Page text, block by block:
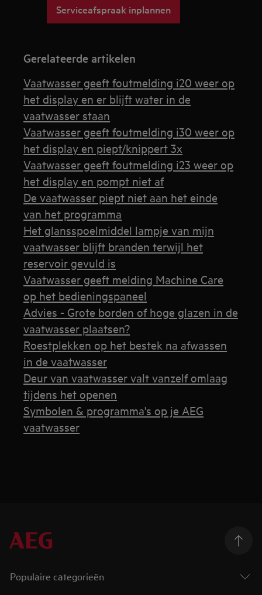
Serviceafspraak inplannen
Gerelateerde artikelen
Vaatwasser geeft foutmelding i20 weer op
het display en er blijft water in de
vaatwasser staan
Vaatwasser geeft foutmelding i30 weer op
het display en piept/knippert 3x
Vaatwasser geeft foutmelding i23 weer op
het display en pompt niet af
De vaatwasser piept niet aan het einde
van het programma
Het glansspoelmiddel lampje van mijn
vaatwasser blijft branden terwijl het
reservoir gevuld is
Vaatwasser geeft melding Machine Care
op het bedieningspaneel
Advies - Grote borden of hoge glazen in de
vaatwasser plaatsen?
Roestplekken op het bestek na afwassen
in de vaatwasser
Deur van vaatwasser valt vanzelf omlaag
tijdens het openen
Symbolen & programma's op je AEG
vaatwasser
Populaire categorieën